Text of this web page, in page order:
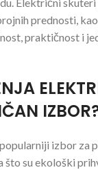
prednosti,
praktičnost i
izbor za
što su ekološki